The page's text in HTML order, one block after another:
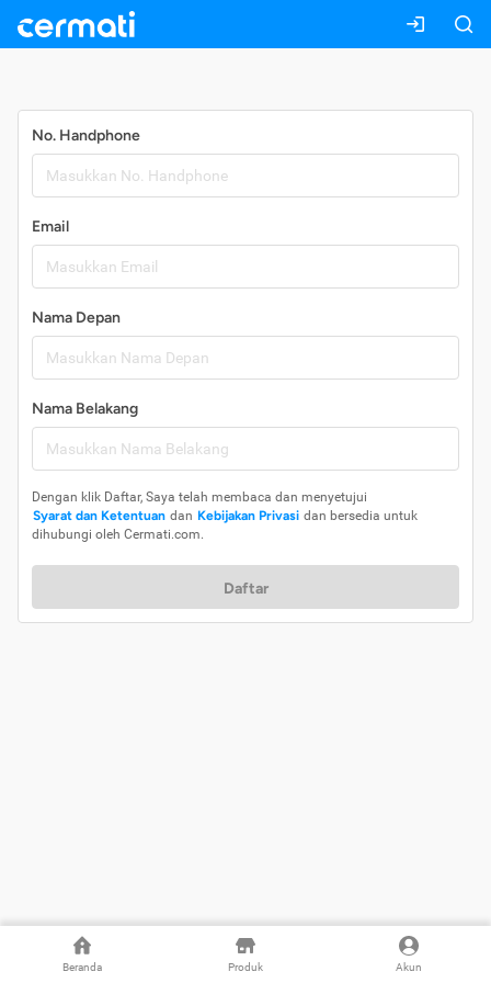
Beranda Produk Akun
No. Handphone
Email
Nama Depan
Nama Belakang
Dengan klik Daftar, Saya telah membaca dan menyetujui
Syarat dan Ketentuan dan Kebijakan Privasi dan bersedia untuk
dihubungi oleh Cermati.com.
Daftar